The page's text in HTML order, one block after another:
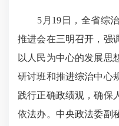
5月19日，全省综治
推进会在三明召开，强
以人民为中心的发展思
研讨班和推进综治中心
践行正确政绩观，确保
依法办。中央政法委副